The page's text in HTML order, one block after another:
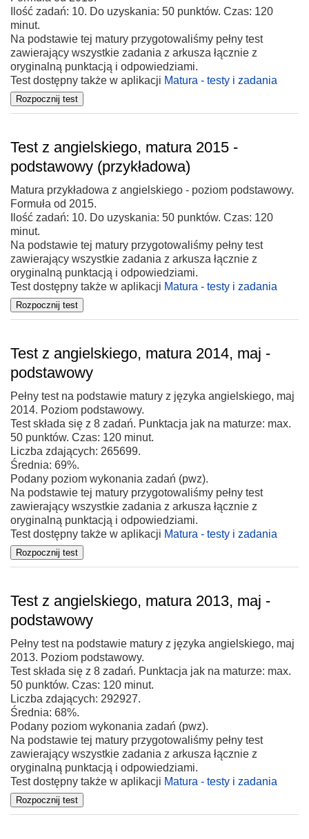
Ilość zadań: 10. Do uzyskania: 50 punktów. Czas: 120
minut.
Na podstawie tej matury przygotowaliśmy pełny test
zawierający wszystkie zadania z arkusza łącznie z
oryginalną punktacją i odpowiedziami.
Test dostępny także w aplikacji Matura - testy i zadania
Test z angielskiego, matura 2015 -
podstawowy (przykładowa)
Matura przykładowa z angielskiego - poziom podstawowy.
Formuła od 2015.
Ilość zadań: 10. Do uzyskania: 50 punktów. Czas: 120
minut.
Na podstawie tej matury przygotowaliśmy pełny test
zawierający wszystkie zadania z arkusza łącznie z
oryginalną punktacją i odpowiedziami.
Test dostępny także w aplikacji Matura - testy i zadania
Test z angielskiego, matura 2014, maj -
podstawowy
Pełny test na podstawie matury z języka angielskiego, maj
2014. Poziom podstawowy.
Test składa się z 8 zadań. Punktacja jak na maturze: max.
50 punktów. Czas: 120 minut.
Liczba zdających: 265699.
Średnia: 69%.
Podany poziom wykonania zadań (pwz).
Na podstawie tej matury przygotowaliśmy pełny test
zawierający wszystkie zadania z arkusza łącznie z
oryginalną punktacją i odpowiedziami.
Test dostępny także w aplikacji Matura - testy i zadania
Test z angielskiego, matura 2013, maj -
podstawowy
Pełny test na podstawie matury z języka angielskiego, maj
2013. Poziom podstawowy.
Test składa się z 8 zadań. Punktacja jak na maturze: max.
50 punktów. Czas: 120 minut.
Liczba zdających: 292927.
Średnia: 68%.
Podany poziom wykonania zadań (pwz).
Na podstawie tej matury przygotowaliśmy pełny test
zawierający wszystkie zadania z arkusza łącznie z
oryginalną punktacją i odpowiedziami.
Test dostępny także w aplikacji Matura - testy i zadania